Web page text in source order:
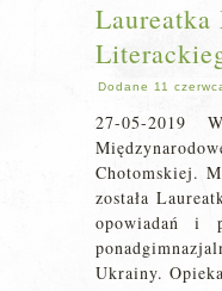
Dodane 11
27-05-2019
Chotomskiej.
została
opowiadań i
Ukrainy.